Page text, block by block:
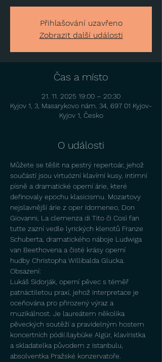
Přihlašování uzavřeno
Zobrazit další události
Čas a místo
21. 11. 2025 19:00 – 20:30
Kyjov 1, 3, Masarykovo nám. 34, 697 01 Kyjov-
Kyjov 1, Česko
O události
Můžete se těšit na pestrý repertoár, jehož
součástí jsou virtuózní klavírní kusy, intimní
písně a dramatické operní árie, které
definovaly epochu klasicismu. Mozartovy
nejslavnější árie z oper Idomeneo, Don
Giovanni, La clemenza di Tito či Così fan
tutte zazní vedle lyrických klenotů Franze
Schuberta, dramatického náboje Ludwiga
van Beethovena a čisté krásy operní
hudby Christopha Willibalda Glucka.
Obsazení:
Lukáš Sidorják, operní pěvec s téměř
patnáctiletou praxí, jehož interpretace je
oceňována pro přirozený výraz a
muzikálnost. Je laureátem několika
pěveckých soutěží a pravidelným hostem
koncertních pódií.Ilaybüke Algür, klavíristka
a skladatelka původem z Istanbulu,
absolventka Pražské konzervatoře.